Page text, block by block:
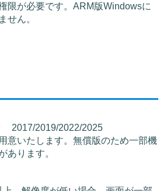
限が必要です。ARM版Windowsに
せん。
2017/2019/2022/2025
意いたします。無償版のため一部機
あります。